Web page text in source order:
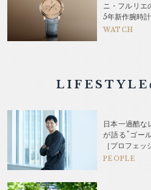
ニ・フルリエ
5年新作腕時計
WATCH
LIFESTYLE
日本一過酷な
が語る"ゴー
［プロフェッ
PEOPLE